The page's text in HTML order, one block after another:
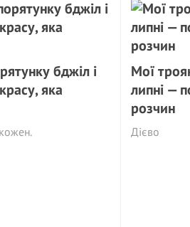
бджіл і
яка
Мої
липні —
розчин
Дієво